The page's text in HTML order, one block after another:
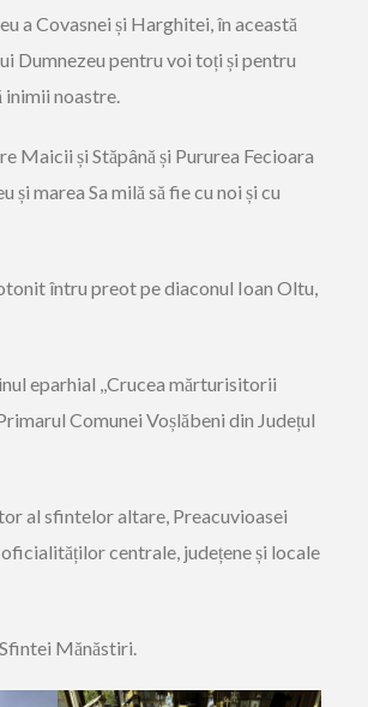
a Covasnei și Harghitei, în această
Dumnezeu pentru voi toți și pentru
noastre.
Maicii și Stăpână și Pururea Fecioara
și marea Sa milă să fie cu noi și cu
întru preot pe diaconul Ioan Oltu,
eparhial ,,Crucea mărturisitorii
Comunei Voșlăbeni din Județul
al sfintelor altare, Preacuvioasei
centrale, județene și locale
Mănăstiri.